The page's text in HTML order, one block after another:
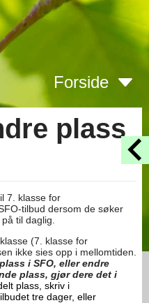
Forside
plass
7. klasse for
tilbud dersom de søker
til daglig.
(7. klasse for
ikke sies opp i mellomtiden.
i SFO, eller endre
plass, gjør dere det i
plass, skriv i
tre dager, eller